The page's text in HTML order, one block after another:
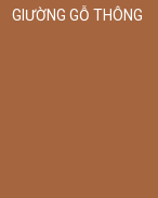
GIƯỜNG GỖ THÔNG